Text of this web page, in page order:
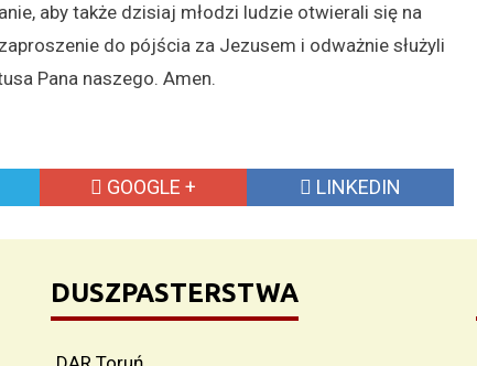
aby także dzisiaj młodzi ludzie otwierali się na
do pójścia za Jezusem i odważnie służyli
Pana naszego. Amen.
GOOGLE + LINKEDIN
DUSZPASTERSTWA